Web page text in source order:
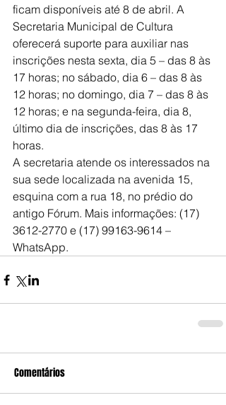
ficam disponíveis até 8 de abril. A
Secretaria Municipal de Cultura
oferecerá suporte para auxiliar nas
inscrições nesta sexta, dia 5 – das 8 às
17 horas; no sábado, dia 6 – das 8 às
12 horas; no domingo, dia 7 – das 8 às
12 horas; e na segunda-feira, dia 8,
último dia de inscrições, das 8 às 17
horas.
A secretaria atende os interessados na
sua sede localizada na avenida 15,
esquina com a rua 18, no prédio do
antigo Fórum. Mais informações: (17)
3612-2770 e (17) 99163-9614 –
WhatsApp.
Comentários